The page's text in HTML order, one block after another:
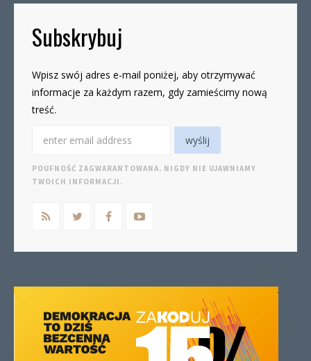
Subskrybuj
Wpisz swój adres e-mail poniżej, aby otrzymywać
informacje za każdym razem, gdy zamieścimy nową
treść.
POUFNOŚĆ ZAGWARANTOWANA. NIGDY NIE UJAWNIAMY
TWOICH INFORMACJI.